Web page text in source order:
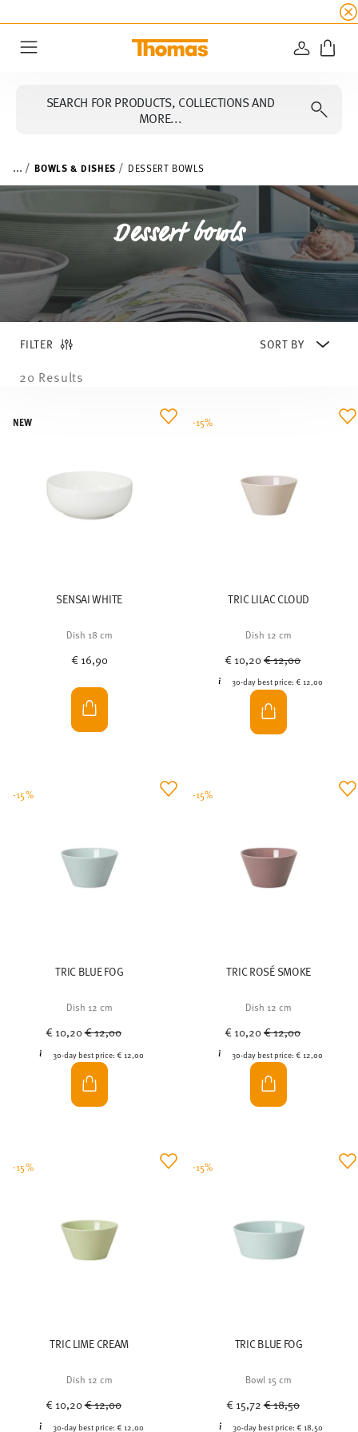
all
LOGIN
SEARCH FOR PRODUCTS, COLLECTIONS AND
MORE...
... BOWLS & DISHES DESSERT BOWLS
Dessert bowls
FILTER
20 Results
SENSAI WHITE
Dish 18 cm
€ 16,90
NEW
TRIC LILAC CLOUD
Dish 12 cm
€ 10,20Price reduced from
€ 12,00
30-day best price:€ 12,00
-15%
TRIC BLUE FOG
Dish 12 cm
€ 10,20Price reduced from
€ 12,00
30-day best price: € 12,00
-15%
TRIC ROSÉ SMOKE
Dish 12 cm
€ 10,20Price reduced from
€ 12,00
30-day best price:€ 12,00
-15%
TRIC LIME CREAM
Dish 12 cm
€ 10,20Price reduced from
€ 12,00
30-day best price: € 12,00
-15%
TRIC BLUE FOG
Bowl 15 cm
€ 15,72Price reduced from
€ 18,50
30-day best price: € 18,50
-15%